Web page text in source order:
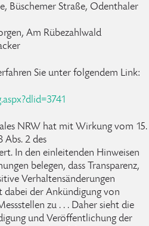
Büschemer Straße, Odenthaler
Am Rübezahlwald
Sie unter folgendem Link:
NRW hat mit Wirkung vom 15.
Abs. 2 des
In den einleitenden Hinweisen
belegen, dass Transparenz,
Verhaltensänderungen
dabei der Ankündigung von
zu . . . Daher sieht die
und Veröffentlichung der